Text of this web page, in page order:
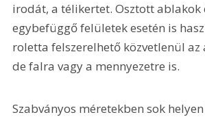
irodát, a télikertet. Osztott ablakok
egybefüggő felületek esetén is
roletta felszerelhető közvetlenül az
de falra vagy a mennyezetre is.
Szabványos méretekben sok